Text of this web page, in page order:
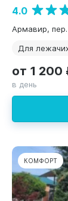
4.0
Для
от 1 200
в день
КОМФОРТ